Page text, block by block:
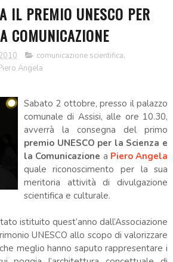
IL PREMIO UNESCO PER
COMUNICAZIONE
comunicazione scientifica,
Angela
Sabato 2 ottobre, presso il palazzo
comunale di Assisi, alle ore 10.30,
avverrà la consegna del primo
premio UNESCO per la Scienza e
la Comunicazione a Piero Angela
quale riconoscimento per la sua
meritoria attività di divulgazione
scientifica e culturale.
istituito quest’anno dall’Associazione
UNESCO allo scopo di valorizzare
meglio hanno saputo rappresentare i